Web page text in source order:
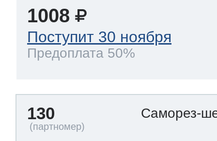
1008
Поступит 30 ноября
Предоплата 50%
130 Саморез-